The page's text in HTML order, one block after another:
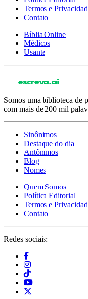
Termos e
Contato
Bíblia Online
Médicos
Usante
Somos uma biblioteca de
com mais de 200 mil
Sinônimos
Destaque do dia
Antônimos
Blog
Nomes
Quem Somos
Política Editorial
Termos e
Contato
Redes sociais: